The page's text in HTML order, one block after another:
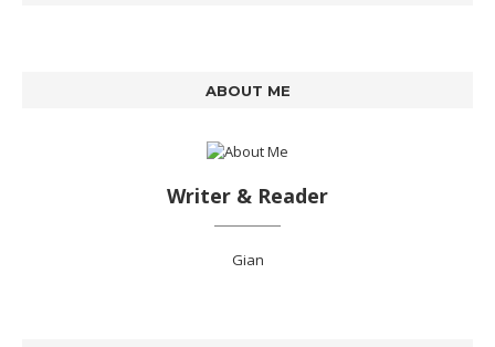
ABOUT ME
Writer & Reader
Gian